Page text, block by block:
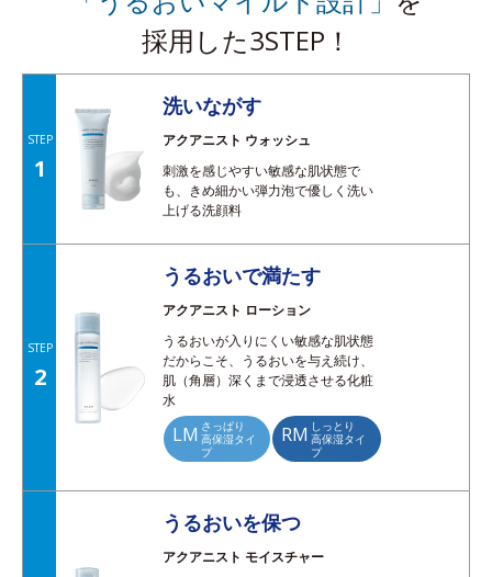
採用した3STEP！
STEP
1
洗いながす
アクアニスト ウォッシュ
刺激を感じやすい敏感な肌状態で
も、きめ細かい弾力泡で優しく洗い
上げる洗顔料
STEP
2
うるおいで満たす
アクアニスト ローション
うるおいが入りにくい敏感な肌状態
だからこそ、うるおいを与え続け、
肌（角層）深くまで浸透させる化粧
水
LM さっぱり
高保湿タイ
プ
RM しっとり
高保湿タイ
プ
うるおいを保つ
アクアニスト モイスチャー